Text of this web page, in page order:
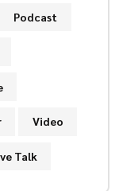
Podcast
Video
Talk